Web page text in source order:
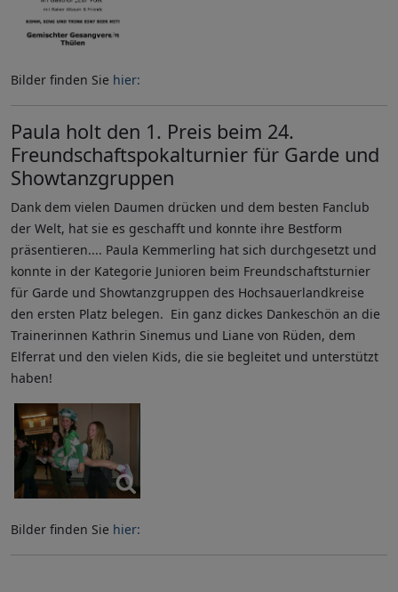
Bilder finden Sie hier:
Paula holt den 1. Preis beim 24.
Freundschaftspokalturnier für Garde und
Showtanzgruppen
Dank dem vielen Daumen drücken und dem besten Fanclub
der Welt, hat sie es geschafft und konnte ihre Bestform
präsentieren.... Paula Kemmerling hat sich durchgesetzt und
konnte in der Kategorie Junioren beim Freundschaftsturnier
für Garde und Showtanzgruppen des Hochsauerlandkreise
den ersten Platz belegen. Ein ganz dickes Dankeschön an die
Trainerinnen Kathrin Sinemus und Liane von Rüden, dem
Elferrat und den vielen Kids, die sie begleitet und unterstützt
haben!
Bilder finden Sie hier: